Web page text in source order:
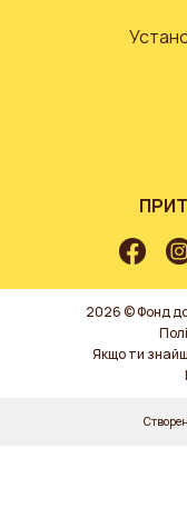
2026 © Фонд
Якщо ти